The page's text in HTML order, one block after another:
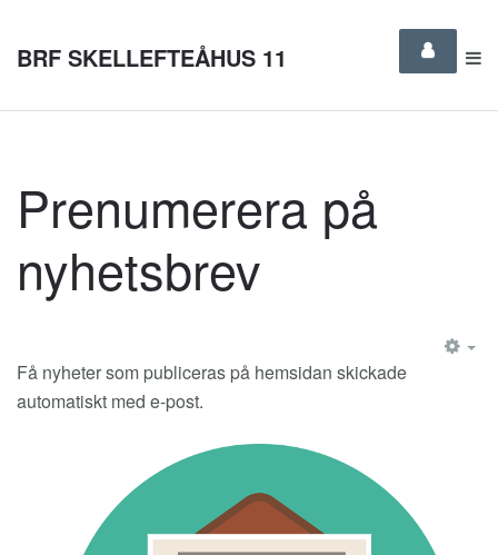
BRF SKELLEFTEÅHUS 11
Prenumerera på
nyhetsbrev
Få nyheter som publiceras på hemsidan skickade
automatiskt med e-post.